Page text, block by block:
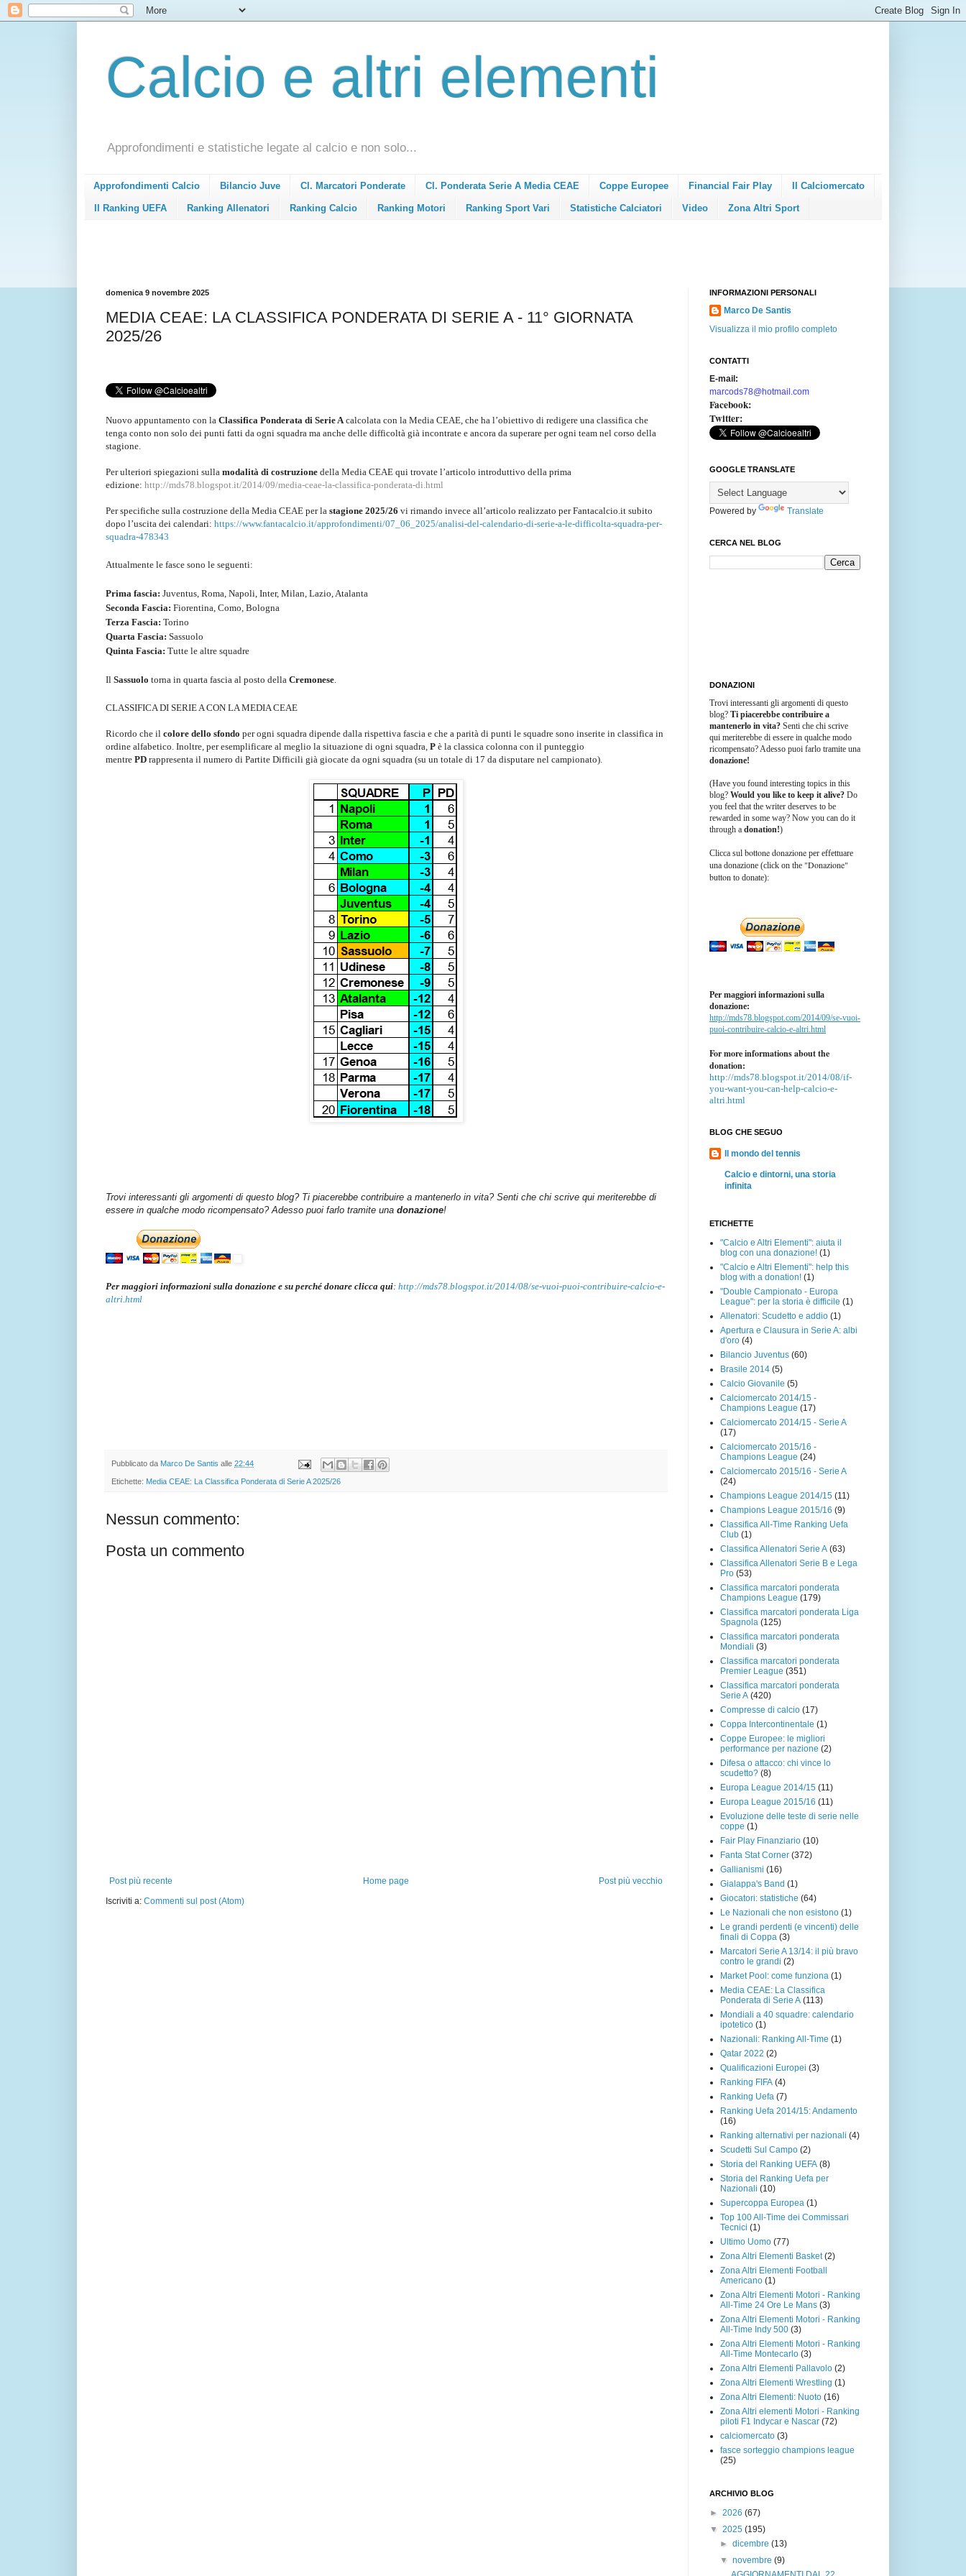
Calcio e altri elementi
Approfondimenti e statistiche legate al calcio e non solo...
Approfondimenti Calcio Bilancio Juve Cl. Marcatori Ponderate Cl. Ponderata Serie A Media CEAE Coppe Europee Financial Fair Play Il Calciomercato
Il Ranking UEFA Ranking Allenatori Ranking Calcio Ranking Motori Ranking Sport Vari Statistiche Calciatori Video Zona Altri Sport
domenica 9 novembre 2025
MEDIA CEAE: LA CLASSIFICA PONDERATA DI SERIE A - 11° GIORNATA
2025/26
Nuovo appuntamento con la Classifica Ponderata di Serie Acalcolata con la Media CEAE, che ha l’obiettivo di redigere una classifica che
tenga conto non solo dei punti fatti da ogni squadra ma anche delle difficoltà già incontrate e ancora da superare per ogni team nel corso della
stagione.
Per ulteriori spiegazioni sulla modalità di costruzione della Media CEAE qui trovate l’articolo introduttivo della prima
edizione: http://mds78.blogspot.it/2014/09/media-ceae-la-classifica-ponderata-di.html
Per specifiche sulla costruzione della Media CEAE per la stagione 2025/26 vi rimando invece all’articolo realizzato per Fantacalcio.it subito
dopo l’uscita dei calendari: https://www.fantacalcio.it/approfondimenti/07_06_2025/analisi-del-calendario-di-serie-a-le-difficolta-squadra-per-
squadra-478343
Attualmente le fasce sono le seguenti:
Prima fascia: Juventus, Roma, Napoli, Inter, Milan, Lazio, Atalanta
Seconda Fascia: Fiorentina, Como, Bologna
Terza Fascia: Torino
Quarta Fascia: Sassuolo
Quinta Fascia: Tutte le altre squadre
Il Sassuolo torna in quarta fascia al posto della Cremonese.
CLASSIFICA DI SERIE A CON LA MEDIA CEAE
Ricordo che il colore dello sfondo per ogni squadra dipende dalla rispettiva fascia e che a parità di punti le squadre sono inserite in classifica in
ordine alfabetico. Inoltre, per esemplificare al meglio la situazione di ogni squadra, P è la classica colonna con il punteggio
mentre PD rappresenta il numero di Partite Difficili già giocate da ogni squadra (su un totale di 17 da disputare nel campionato).
Trovi interessanti gli argomenti di questo blog? Ti piacerebbe contribuire a mantenerlo in vita? Senti che chi scrive qui meriterebbe di
essere in qualche modo ricompensato? Adesso puoi farlo tramite una donazione!
Per maggiori informazioni sulla donazione e su perché donare clicca qui: http://mds78.blogspot.it/2014/08/se-vuoi-puoi-contribuire-calcio-e-
altri.html
Pubblicato da Marco De Santis alle 22:44
Etichette: Media CEAE: La Classifica Ponderata di Serie A 2025/26
Nessun commento:
Posta un commento
Post più recente Post più vecchio
Home page
Iscriviti a: Commenti sul post (Atom)
INFORMAZIONI PERSONALI
Marco De Santis
Visualizza il mio profilo completo
CONTATTI
E-mail:
marcods78@hotmail.com
Facebook:
Twitter:
GOOGLE TRANSLATE
Powered by Translate
CERCA NEL BLOG
DONAZIONI
Trovi interessanti gli argomenti di questo
blog? Ti piacerebbe contribuire a
mantenerlo in vita? Senti che chi scrive
qui meriterebbe di essere in qualche modo
ricompensato? Adesso puoi farlo tramite una
donazione!
(Have you found interesting topics in this
blog? Would you like to keep it alive? Do
you feel that the writer deserves to be
rewarded in some way? Now you can do it
through a donation!)
Clicca sul bottone donazione per effettuare
una donazione (click on the "Donazione"
button to donate):
Per maggiori informazioni sulla
donazione:
http://mds78.blogspot.com/2014/09/se-vuoi-
puoi-contribuire-calcio-e-altri.html
For more informations about the
donation:
http://mds78.blogspot.it/2014/08/if-
you-want-you-can-help-calcio-e-
altri.html
BLOG CHE SEGUO
Il mondo del tennis
Calcio e dintorni, una storia
infinita
ETICHETTE
"Calcio e Altri Elementi": aiuta il
blog con una donazione! (1)
"Calcio e Altri Elementi": help this
blog with a donation! (1)
"Double Campionato - Europa
League": per la storia è difficile (1)
Allenatori: Scudetto e addio (1)
Apertura e Clausura in Serie A: albi
d'oro (4)
Bilancio Juventus (60)
Brasile 2014 (5)
Calcio Giovanile (5)
Calciomercato 2014/15 -
Champions League (17)
Calciomercato 2014/15 - Serie A
(17)
Calciomercato 2015/16 -
Champions League (24)
Calciomercato 2015/16 - Serie A
(24)
Champions League 2014/15 (11)
Champions League 2015/16 (9)
Classifica All-Time Ranking Uefa
Club (1)
Classifica Allenatori Serie A (63)
Classifica Allenatori Serie B e Lega
Pro (53)
Classifica marcatori ponderata
Champions League (179)
Classifica marcatori ponderata Liga
Spagnola (125)
Classifica marcatori ponderata
Mondiali (3)
Classifica marcatori ponderata
Premier League (351)
Classifica marcatori ponderata
Serie A (420)
Compresse di calcio (17)
Coppa Intercontinentale (1)
Coppe Europee: le migliori
performance per nazione (2)
Difesa o attacco: chi vince lo
scudetto? (8)
Europa League 2014/15 (11)
Europa League 2015/16 (11)
Evoluzione delle teste di serie nelle
coppe (1)
Fair Play Finanziario (10)
Fanta Stat Corner (372)
Gallianismi (16)
Gialappa's Band (1)
Giocatori: statistiche (64)
Le Nazionali che non esistono (1)
Le grandi perdenti (e vincenti) delle
finali di Coppa (3)
Marcatori Serie A 13/14: il più bravo
contro le grandi (2)
Market Pool: come funziona (1)
Media CEAE: La Classifica
Ponderata di Serie A (113)
Mondiali a 40 squadre: calendario
ipotetico (1)
Nazionali: Ranking All-Time (1)
Qatar 2022 (2)
Qualificazioni Europei (3)
Ranking FIFA (4)
Ranking Uefa (7)
Ranking Uefa 2014/15: Andamento
(16)
Ranking alternativi per nazionali (4)
Scudetti Sul Campo (2)
Storia del Ranking UEFA (8)
Storia del Ranking Uefa per
Nazionali (10)
Supercoppa Europea (1)
Top 100 All-Time dei Commissari
Tecnici (1)
Ultimo Uomo (77)
Zona Altri Elementi Basket (2)
Zona Altri Elementi Football
Americano (1)
Zona Altri Elementi Motori - Ranking
All-Time 24 Ore Le Mans (3)
Zona Altri Elementi Motori - Ranking
All-Time Indy 500 (3)
Zona Altri Elementi Motori - Ranking
All-Time Montecarlo (3)
Zona Altri Elementi Pallavolo (2)
Zona Altri Elementi Wrestling (1)
Zona Altri Elementi: Nuoto (16)
Zona Altri elementi Motori - Ranking
piloti F1 Indycar e Nascar (72)
calciomercato (3)
fasce sorteggio champions league
(25)
ARCHIVIO BLOG
► 2026 (67)
▼ 2025 (195)
►dicembre(13)
▼novembre(9)